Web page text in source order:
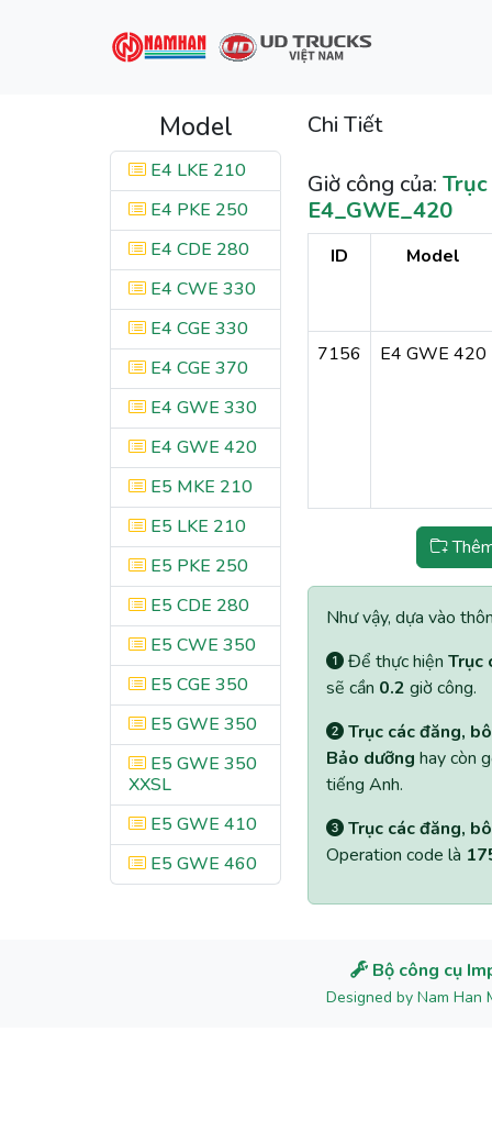
Model
E4 LKE 210
E4 PKE 250
E4 CDE 280
E4 CWE 330
E4 CGE 330
E4 CGE 370
E4 GWE 330
E4 GWE 420
E5 MKE 210
E5 LKE 210
E5 PKE 250
E5 CDE 280
E5 CWE 350
E5 CGE 350
E5 GWE 350
E5 GWE 350
XXSL
E5 GWE 410
E5 GWE 460
Chi Tiết
Giờ công của:
E4_GWE_420
ID Model
7156 E4 GWE 420
Như vậy, dựa vào
Để thực hiện Trục
sẽ cần 0.2 giờ công.
Trục các đăng,
Bảo dưỡng hay còn
tiếng Anh.
Trục các đăng,
Operation code là
Bộ công cụ
Designed by Nam Han